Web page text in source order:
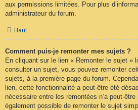
aux permissions limitées. Pour plus
administrateur du forum.
Haut
Comment puis-je remonter mes sujets ?
En cliquant sur le lien « Remonter le sujet »
consulter un sujet, vous pouvez remonter
sujets, à la première page du forum.
lien, cette fonctionnalité a peut-être été
nécessaire entre les remontées n’a peut-
également possible de remonter le sujet